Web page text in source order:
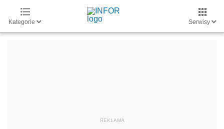
Kategorie Serwisy